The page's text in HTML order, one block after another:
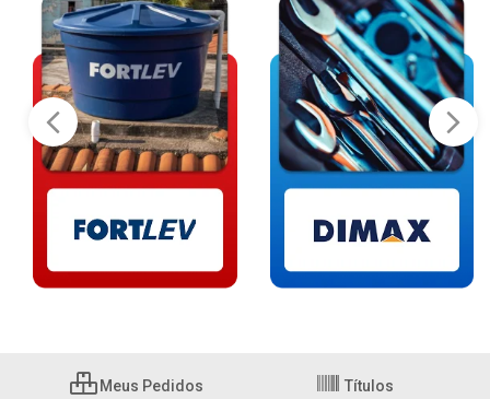
Meus Pedidos Títulos